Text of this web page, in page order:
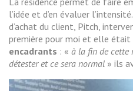
l’idée et d’en évaluer
d’achat du client, Pitch,
première pour moi et elle était
encadrants : « à la fin de cette
détester et ce sera normal » ils